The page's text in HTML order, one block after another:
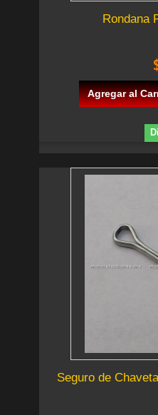
Rondana
Agregar al
Seguro de